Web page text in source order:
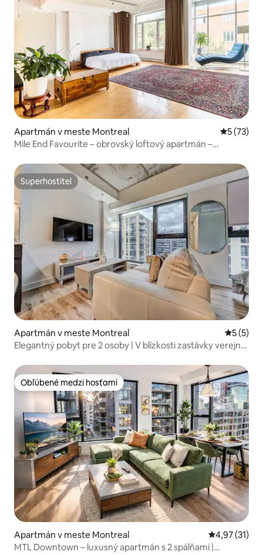
Apartmán v meste Montreal
5 (73)
Mile End Favourite – obrovský loftový apartmán –
Superhostiteľ
Superhostiteľ
Apartmán v meste Montreal
5 (5)
Elegantný pobyt pre 2 osoby | V blízkosti zastávky verejnej
Obľúbené medzi hosťami
Obľúbené medzi hosťami
Apartmán v meste Montreal Priemerné
4,97 (31)
MTL Downtown – luxusný apartmán s 2 spálňami |